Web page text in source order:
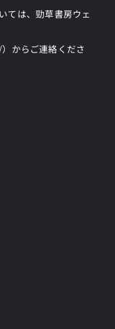
ては、勁草書房ウェ
からご連絡くださ